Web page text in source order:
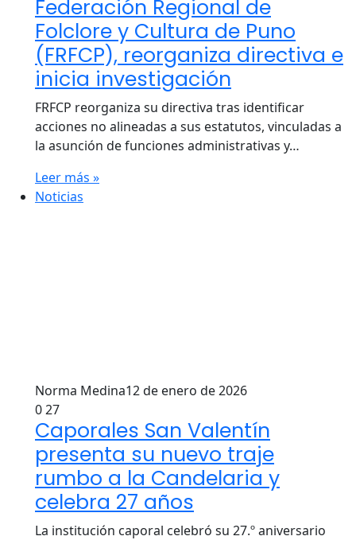
Federación Regional de
Folclore y Cultura de Puno
(FRFCP), reorganiza directiva e
inicia investigación
FRFCP reorganiza su directiva tras identificar
acciones no alineadas a sus estatutos, vinculadas a
la asunción de funciones administrativas y…
Leer más »
Noticias
Norma Medina12 de enero de 2026
027
Caporales San Valentín
presenta su nuevo traje
rumbo a la Candelaria y
celebra 27 años
La institución caporal celebró su 27.º aniversario